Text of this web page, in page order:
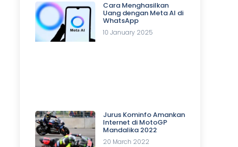
Cara Menghasilkan
Uang dengan Meta AI di
WhatsApp
10 January 2025
Jurus Kominfo Amankan
Internet di MotoGP
Mandalika 2022
20 March 2022